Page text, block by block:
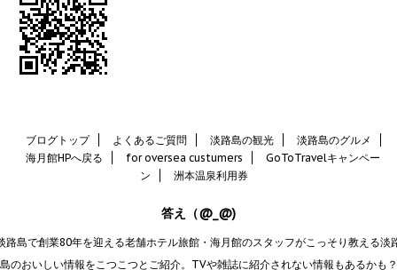
ブログトップ よくあるご質問 淡路島の観光
淡路島のグルメ
海月館HPへ戻る
for oversea custumers
GoToTravelキャンペー
ン
洲本温泉利用券
答え（@_@)
路島で創業80年を迎える老舗ホテル旅館・海月館のスタッフがこっそり教える淡
島のおいしい情報をこつこつとご紹介。TVや雑誌に紹介されない情報もあるかも？